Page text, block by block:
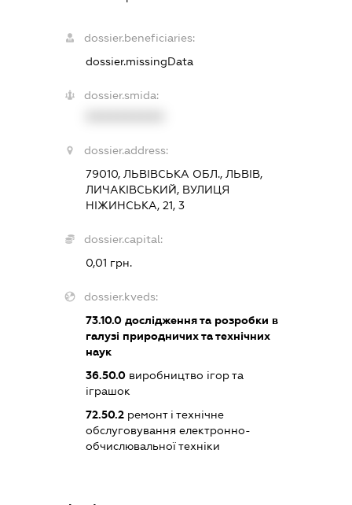
dossier.beneficiaries:
dossier.missingData
dossier.smida:
dossier.address:
79010, ЛЬВІВСЬКА ОБЛ., ЛЬВІВ,
ЛИЧАКІВСЬКИЙ, ВУЛИЦЯ
НІЖИНСЬКА, 21, 3
dossier.capital:
0,01 грн.
dossier.kveds:
73.10.0дослідження та розробки в
галузі природничих та технічних
наук
36.50.0виробництво ігор та
іграшок
72.50.2ремонт і технічне
обслуговування електронно-
обчислювальної техніки